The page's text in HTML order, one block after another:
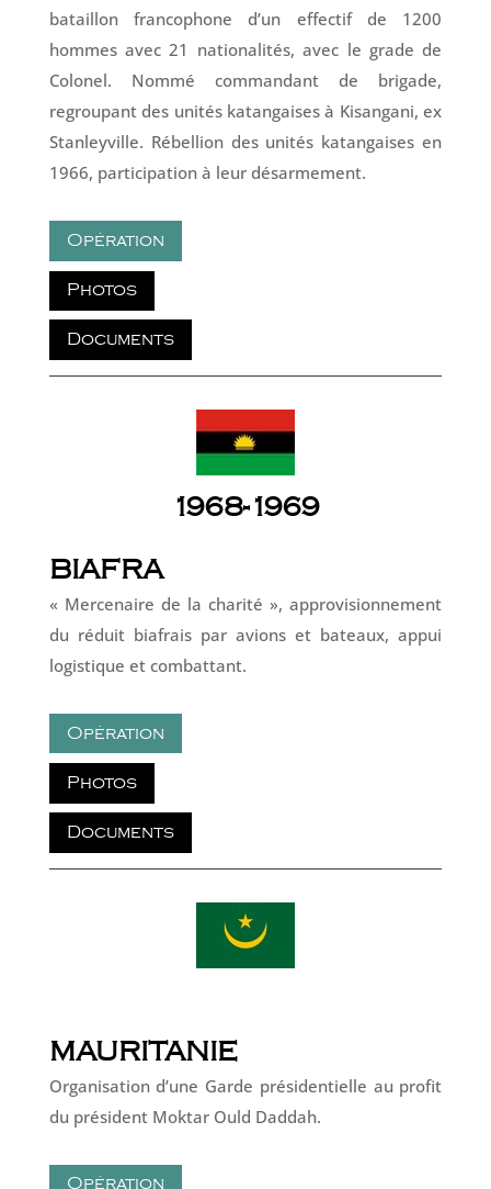
bataillon francophone d’un effectif de 1200
hommes avec 21 nationalités, avec le grade de
Colonel. Nommé commandant de brigade,
regroupant des unités katangaises à Kisangani, ex
Stanleyville. Rébellion des unités katangaises en
1966, participation à leur désarmement.
Opération
Photos
Documents
1968-1969
BIAFRA
« Mercenaire de la charité », approvisionnement
du réduit biafrais par avions et bateaux, appui
logistique et combattant.
Opération
Photos
Documents
MAURITANIE
Organisation d’une Garde présidentielle au profit
du président Moktar Ould Daddah.
Opération